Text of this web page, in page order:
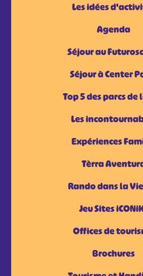
Les idées
Agenda
Séjour au
Séjour à Center
Top 5 des parcs de
Les
Expériences
Tèrra
Rando dans la
Jeu Sites
Offices de
Brochures